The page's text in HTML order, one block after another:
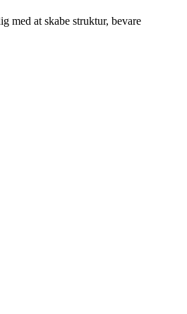
med at skabe struktur, bevare